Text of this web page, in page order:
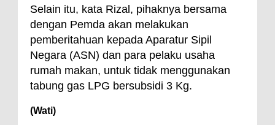
Selain itu, kata Rizal, pihaknya bersama
dengan Pemda akan melakukan
pemberitahuan kepada Aparatur Sipil
Negara (ASN) dan para pelaku usaha
rumah makan, untuk tidak menggunakan
tabung gas LPG bersubsidi 3 Kg.
(Wati)